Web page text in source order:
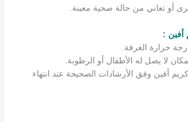
أو تعاني من حالة صحية معينة.
:
حرارة الغرفة.
لا يصل له الأطفال أو الرطوبة.
أفين وفق الأرشادات الصحيحة عند انتهاء